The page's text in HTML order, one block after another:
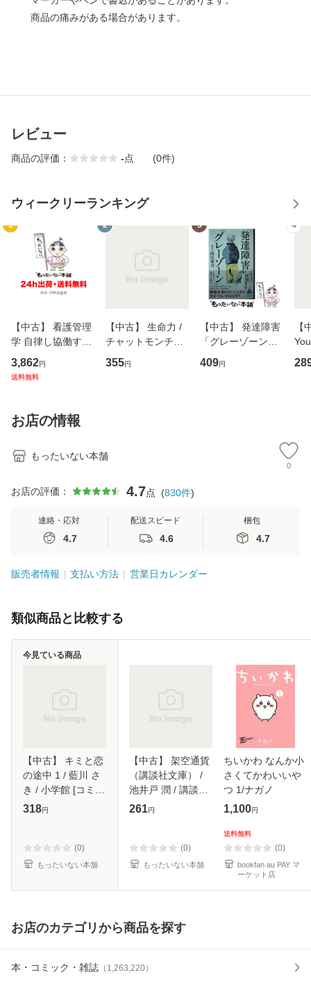
商品の痛みがある場合があります。
レビュー
商品の評価： -点 (0件)
ウィークリーランキング
1
【中古】 看護管理
学 自律し協働する
専門職の看護マネ
ジメントスキル 改
恵 藤本幸三 / 南江
堂 [単行
3,862円
送料無料
2
【中古】 生命力 /
チャットモンチー /
キューンレコード
[CD]【メール便送
355円
3
【中古】 発達障害
「グレーゾーン」
その正しい理解と
克服法 (SB新書 57
409円
4
【
のが
お店の情報
もったいない本舗
0
お店の評価： 4.7点 (830件)
連絡・応対
4.7
配送スピード
4.6
梱包
4.7
販売者情報 支払い方法 営業日カレンダー
類似商品と比較する
【中古】 キミと恋
の途中 1 / 藍川 さ
き / 小学館 [コミッ
ク]【メール便送料
318円
(0)
もったいない本舗
今見ている商品
【中古】 架空通貨
（講談社文庫） /
池井戸 潤 / 講談社
[文庫]【メール便送
261円
(0)
もったいない本舗
ちいかわ なんか小
さくてかわいいや
つ 1/ナガノ
1,100円
送料無料
(0)
bookfan au PAY マ
ーケット店
お店のカテゴリから商品を探す
本・コミック・雑誌 （ 1,263,220）